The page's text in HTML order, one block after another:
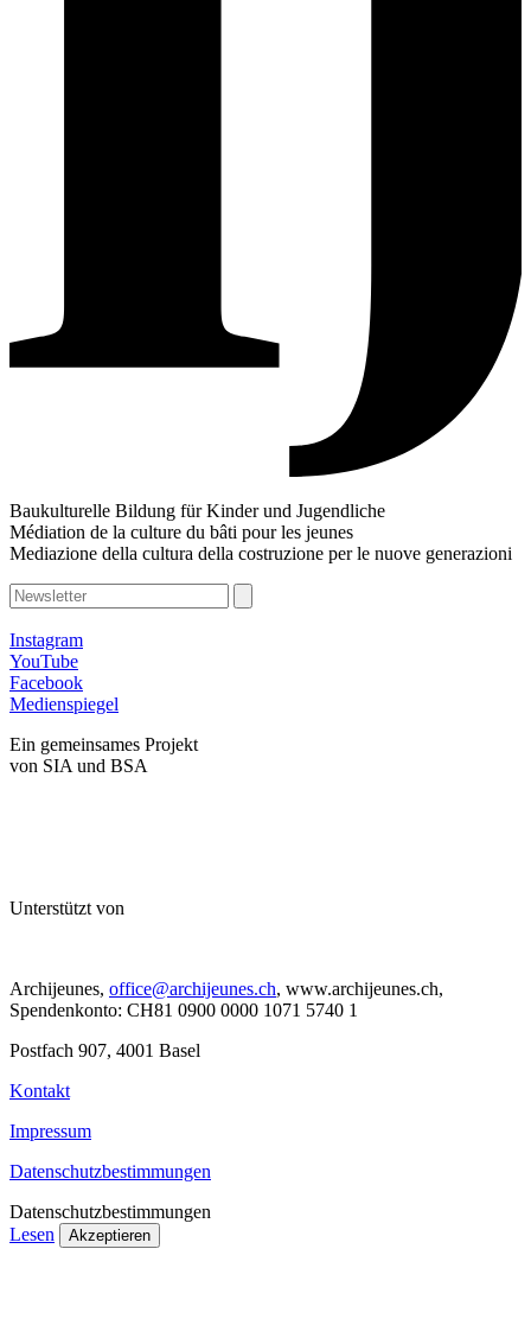
Baukulturelle Bildung für Kinder und Jugendliche
Médiation de la culture du bâti pour les jeunes
Mediazione della cultura della costruzione per le nuove generazioni
Instagram
YouTube
Facebook
Medienspiegel
Ein gemeinsames Projekt
von SIA und BSA
Unterstützt von
Archijeunes, office@archijeunes.ch, www.archijeunes.ch,
Spendenkonto: CH81 0900 0000 1071 5740 1
Postfach 907, 4001 Basel
Kontakt
Impressum
Datenschutzbestimmungen
Datenschutzbestimmungen
Lesen
Akzeptieren